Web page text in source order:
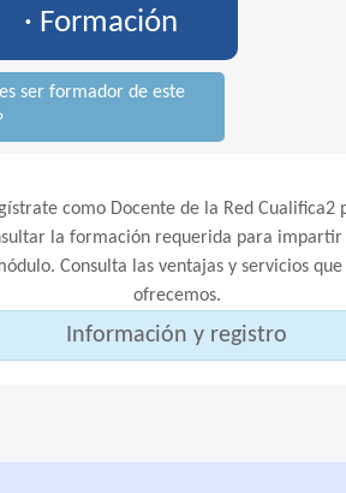
· Formación
ser formador de este
como Docente de la Red Cualifica2
la formación requerida para impartir
Consulta las ventajas y servicios
ofrecemos.
Información y registro